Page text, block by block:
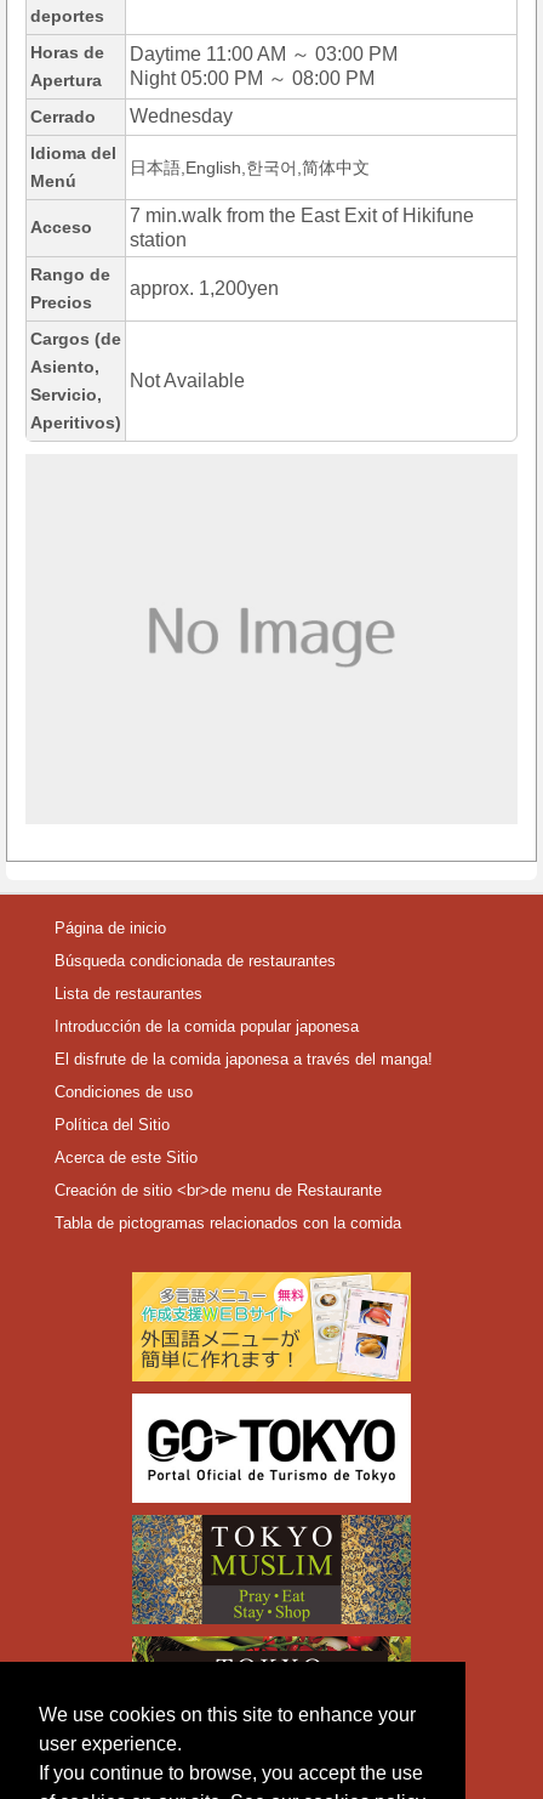
We use cookies on this site to enhance your
user experience.
If you continue to browse, you accept the use
deportes
Horas de
Apertura
Daytime 11:00 AM ～ 03:00 PM
Night 05:00 PM ～ 08:00 PM
Cerrado Wednesday
Idioma del
Menú
日本語,English,한국어,简体中文
Acceso
7 min.walk from the East Exit of Hikifune
station
Rango de
Precios
approx. 1,200yen
Cargos (de
Asiento,
Servicio,
Aperitivos)
Not Available
Página de inicio
Búsqueda condicionada de restaurantes
Lista de restaurantes
Introducción de la comida popular japonesa
El disfrute de la comida japonesa a través del manga!
Condiciones de uso
Política del Sitio
Acerca de este Sitio
Creación de sitio <br>de menu de Restaurante
Tabla de pictogramas relacionados con la comida